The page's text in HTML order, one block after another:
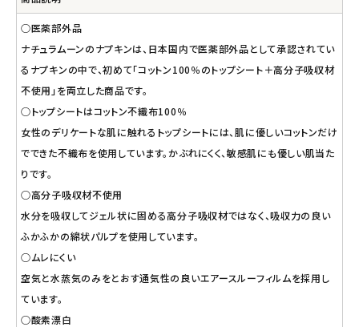
○医薬部外品
ナチュラムーンのナプキンは、日本国内で医薬部外品として承認されてい
るナプキンの中で、初めて「コットン100％のトップシート＋高分子吸収材
不使用」を両立した商品です。
○トップシートはコットン不織布100％
女性のデリケートな肌に触れるトップシートには、肌に優しいコットンだけ
でできた不織布を使用しています。かぶれにくく、敏感肌にも優しい肌当た
りです。
○高分子吸収材不使用
水分を吸収してジェル状に固める高分子吸収材ではなく、吸収力の良い
ふかふかの綿状パルプを使用しています。
○ムレにくい
空気と水蒸気のみをとおす通気性の良いエアースルーフィルムを採用し
ています。
○酸素漂白